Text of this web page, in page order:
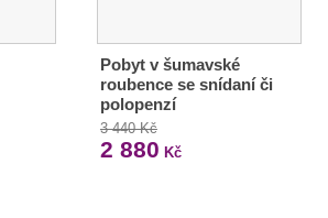
Pobyt v šumavské
roubence se snídaní či
polopenzí
3 440 Kč
2 880 Kč